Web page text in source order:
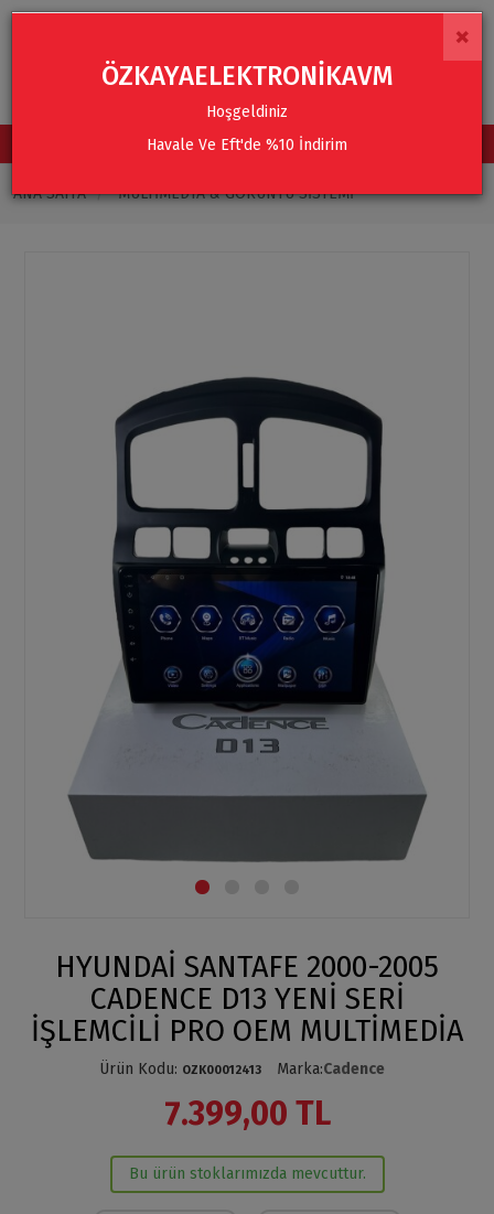
TÜM KATEGORİLER
ANA SAYFA MULTIMEDYA & GÖRÜNTÜ SISTEMI
HYUNDAİ SANTAFE 2000-2005
CADENCE D13 YENİ SERİ
İŞLEMCİLİ PRO OEM MULTİMEDİA
Ürün Kodu: OZK00012413 Marka:Cadence
7.399,00 TL
Bu ürün stoklarımızda mevcuttur.
×
ÖZKAYAELEKTRONİKAVM
Hoşgeldiniz
Havale Ve Eft'de %10 İndirim